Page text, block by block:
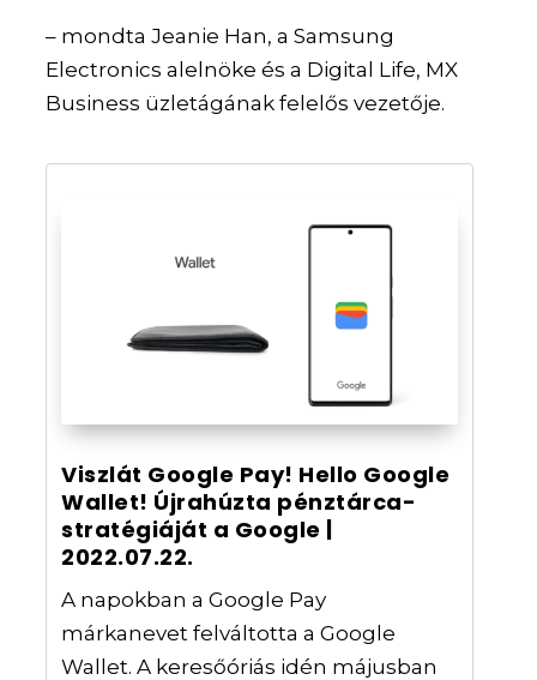
– mondta Jeanie Han, a Samsung
Electronics alelnöke és a Digital Life, MX
Business üzletágának felelős vezetője.
Viszlát Google Pay! Hello Google
Wallet! Újrahúzta pénztárca-
stratégiáját a Google |
2022.07.22.
A napokban a Google Pay
márkanevet felváltotta a Google
Wallet. A keresőóriás idén májusban